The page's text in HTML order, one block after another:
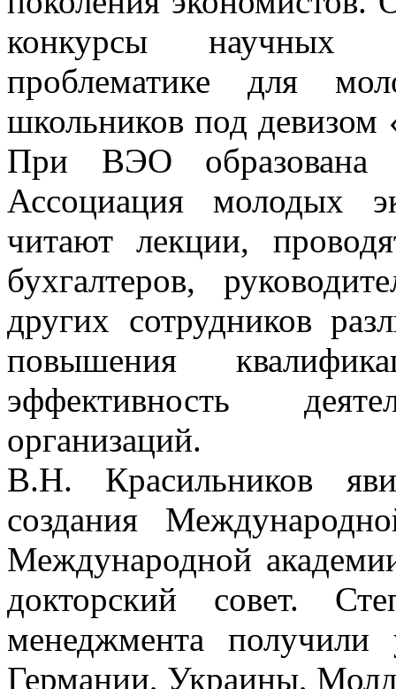
конкурсы научных
проблематике для
школьников под девизом
При ВЭО образована
Ассоциация молодых
читают лекции,
бухгалтеров,
других сотрудников
повышения
эффективность
организаций.
В.Н. Красильников
создания
Международной
докторский совет.
менеджмента
Германии, Украины,